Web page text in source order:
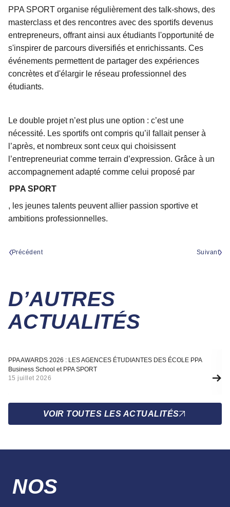
PPA SPORT organise régulièrement des talk-shows, des
masterclass et des rencontres avec des sportifs devenus
entrepreneurs, offrant ainsi aux étudiants l'opportunité de
s'inspirer de parcours diversifiés et enrichissants. Ces
événements permettent de partager des expériences
concrètes et d'élargir le réseau professionnel des
étudiants.
Le double projet n’est plus une option : c’est une
nécessité. Les sportifs ont compris qu’il fallait penser à
l’après, et nombreux sont ceux qui choisissent
l’entrepreneuriat comme terrain d’expression. Grâce à un
accompagnement adapté comme celui proposé par
PPA SPORT
, les jeunes talents peuvent allier passion sportive et
ambitions professionnelles.
Précédent Suivant
D’AUTRES
ACTUALITÉS
Actualité
PPA AWARDS 2026 : LES AGENCES ÉTUDIANTES DES ÉCOLE PPA
Business School et PPA SPORT
15 juillet 2026
VOIR TOUTES LES ACTUALITÉS
NOS